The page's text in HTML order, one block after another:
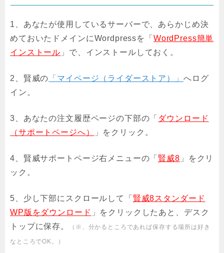
1、あなたが使用しているサーバーで、あらかじめ決
めておいたドメインにWordpressを「 WordPress簡単
インストール 」で、インストールしておく。
2、賢威の 「マイページ（ライダーストア）」 へログ
イン。
3、あなたの注文履歴ページの下部の「 ダウンロード
（サポートページへ）
」をクリック。
4、賢威サポートページ右メニューの「 賢威8 」をクリ
ック。
5、少し下部にスクロールして「 賢威8スタンダード
WP版をダウンロード 」をクリックしたあと、デスク
トップに保存。
（※、分かるところであれば保存する場所は好き
なところでOK。）